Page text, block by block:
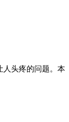
人头疼的问题。本